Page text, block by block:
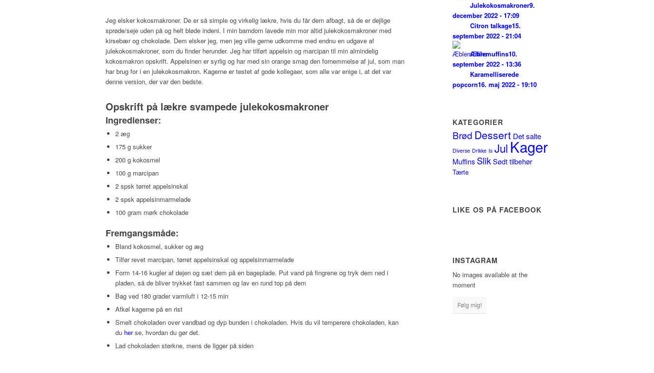
Jeg elsker kokosmakroner. De er så simple og virkelig lækre, hvis du får dem afbagt, så de er dejlige
sprøde/seje uden på og helt bløde indeni. I min barndom lavede min mor altid julekokosmakroner med
kirsebær og chokolade. Dem elsker jeg, men jeg ville gerne udkomme med endnu en udgave af
julekokosmakroner, som du finder herunder. Jeg har tilført appelsin og marcipan til min almindelig
kokosmakron opskrift. Appelsinen er syrlig og har med sin orange smag den fornemmelse af jul, som man
har brug for i en julekokosmakron. Kagerne er testet af gode kollegaer, som alle var enige i, at det var
denne version, der var den bedste.
Opskrift på lækre svampede julekokosmakroner
Ingredienser:
2 æg
175 g sukker
200 g kokosmel
100 g marcipan
2 spsk tørret appelsinskal
2 spsk appelsinmarmelade
100 gram mørk chokolade
Fremgangsmåde:
Bland kokosmel, sukker og æg
Tilfør revet marcipan, tørret appelsinskal og appelsinmarmelade
Form 14-16 kugler af dejen og sæt dem på en bageplade. Put vand på fingrene og tryk dem ned i
pladen, så de bliver trykket fast sammen og lav en rund top på dem
Bag ved 180 grader varmluft i 12-15 min
Afkøl kagerne på en rist
Smelt chokoladen over vandbad og dyp bunden i chokoladen. Hvis du vil temperere chokoladen, kan
du herse, hvordan du gør det.
Lad chokoladen størkne, mens de ligger på siden
Julekokosmakroner9.
december 2022 - 17:09
Citron talkage15.
september 2022 - 21:04
Æblemuffins10.
september 2022 - 13:36
Karamelliserede
popcorn16. maj 2022 - 19:10
KATEGORIER
Brød Dessert Det salte
Diverse Drikke Is Jul Kager
Muffins Slik Sødt tilbehør
Tærte
LIKE OS PÅ FACEBOOK
INSTAGRAM
No images available at the
moment
Følg mig!